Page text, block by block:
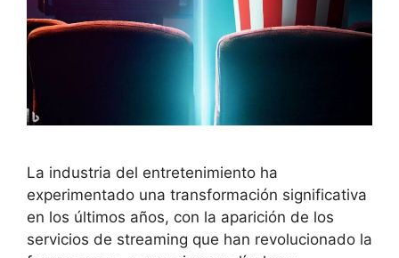
La industria del entretenimiento ha
experimentado una transformación significativa
en los últimos años, con la aparición de los
servicios de streaming que han revolucionado la